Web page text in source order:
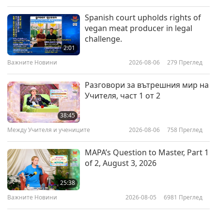
Важните Новини
35:15
Важните Новини
Важните Новини
2:01
Spanish court upholds rights of
vegan meat producer in legal
challenge.
Важните Новини 2026-08-06 279 Преглед
38:45
Разговори за вътрешния мир на
Учителя, част 1 от 2
Между Учителя и учениците 2026-08-06 758 Преглед
25:38
MAPA’s Question to Master, Part 1
of 2, August 3, 2026
Важните Новини 2026-08-05 6981 Преглед